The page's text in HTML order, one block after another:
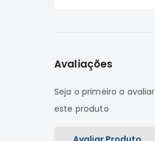
Avaliações
Seja o primeiro a avaliar
este produto